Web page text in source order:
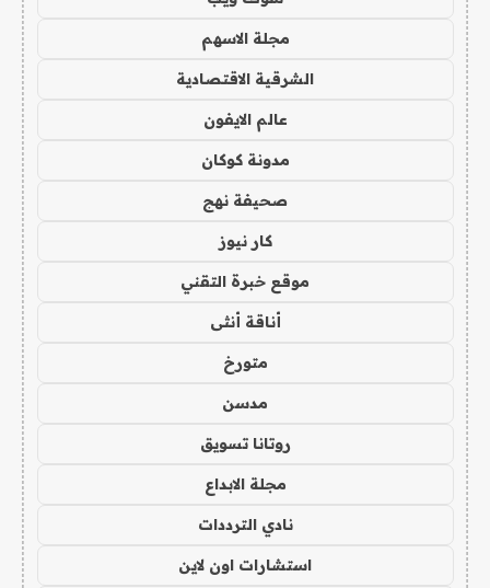
مجلة الاسهم
الشرقية الاقتصادية
عالم الايفون
مدونة كوكان
صحيفة نهج
كار نيوز
موقع خبرة التقني
أناقة أنثى
متورخ
مدسن
روتانا تسويق
مجلة الابداع
نادي الترددات
استشارات اون لاين